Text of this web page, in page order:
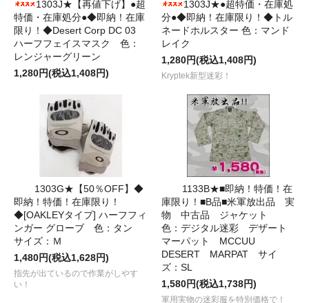
1303J★【再値下げ】●超
特価・在庫処分●◆即納！在庫
限り！◆Desert Corp DC 03
ハーフフェイスマスク 色：
レンジャーグリーン
1,280円(税込1,408円)
1303J★●超特価・在庫処
分●◆即納！在庫限り！◆トル
ネードホルスター 色：マンド
レイク
1,280円(税込1,408円)
Kryptek新型迷彩！
1303G★【50％OFF】◆
即納！特価！在庫限り！
◆[OAKLEYタイプ] ハーフフィ
ンガー グローブ 色：タン
サイズ：Ｍ
1,480円(税込1,628円)
指先が出ているので作業がしやす
い！
1133B★■即納！特価！在
庫限り！■B品■米軍放出品 実
物 中古品 ジャケット
色：デジタル迷彩 デザート
マーパット MCCUU
DESERT MARPAT サイ
ズ：SL
1,580円(税込1,738円)
軍用実物の迷彩服を特別価格で！